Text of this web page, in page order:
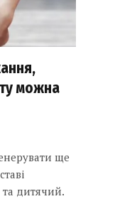
можна
ще
дитячий.